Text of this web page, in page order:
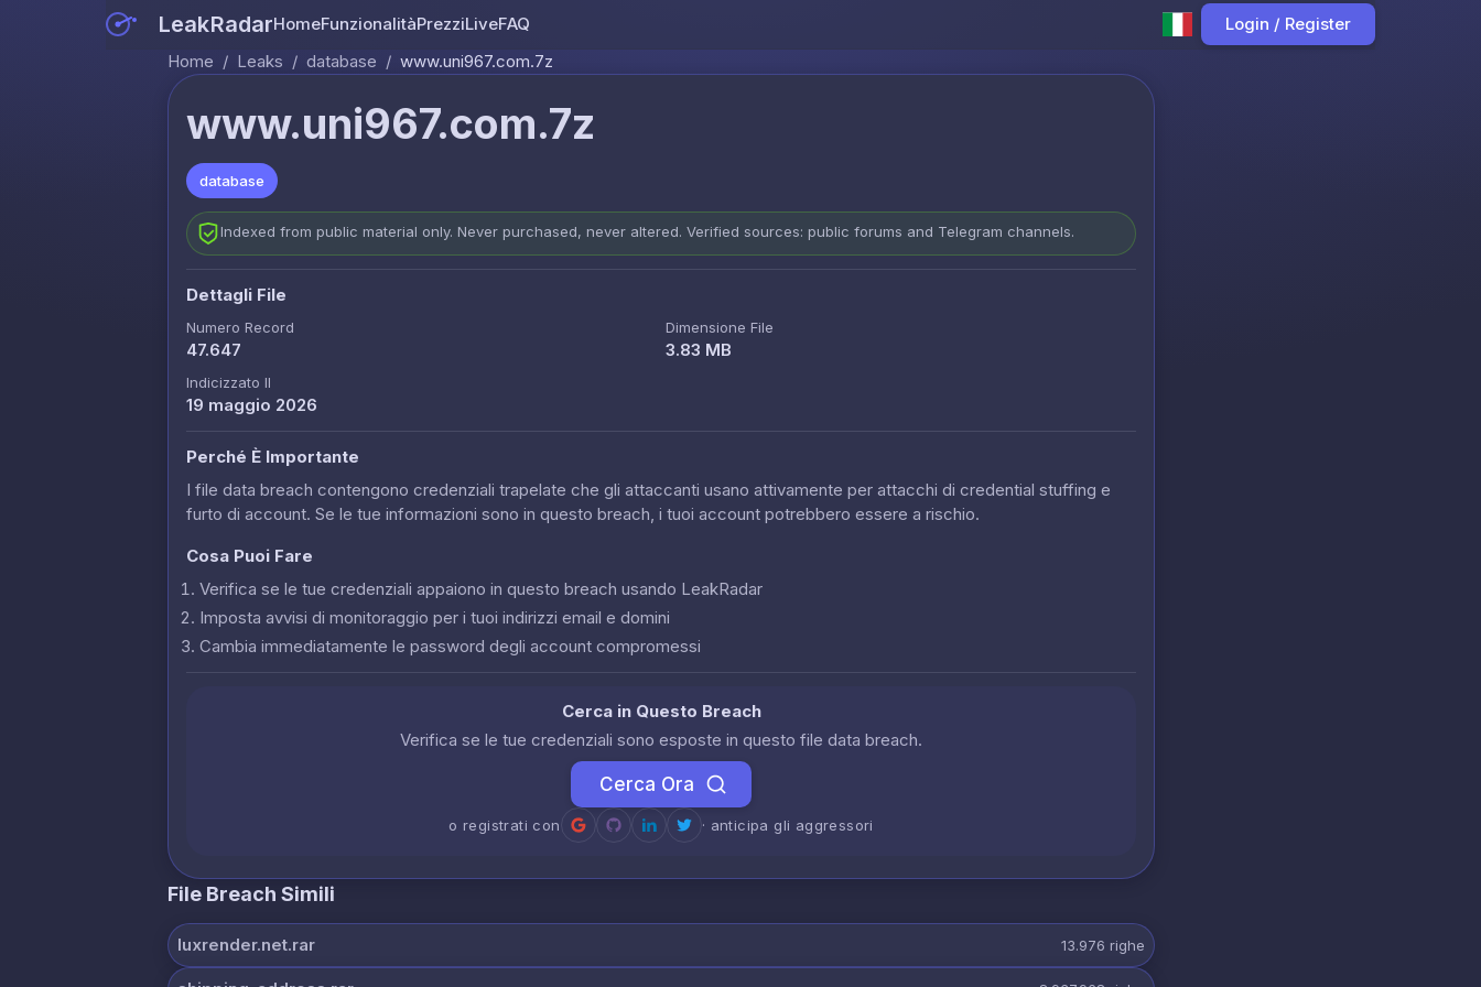
LeakRadarHomeFunzionalitàPrezziLiveFAQ
Login / Register
Home / Leaks / database / www.uni967.com.7z
www.uni967.com.7z
database
Indexed from public material only. Never purchased, never altered. Verified sources: public forums and Telegram channels.
Dettagli File
Numero Record
47.647
Dimensione File
3.83 MB
Indicizzato Il
19 maggio 2026
Perché È Importante
I file data breach contengono credenziali trapelate che gli attaccanti usano attivamente per attacchi di credential stuffing e
furto di account. Se le tue informazioni sono in questo breach, i tuoi account potrebbero essere a rischio.
Cosa Puoi Fare
Verifica se le tue credenziali appaiono in questo breach usando LeakRadar
Imposta avvisi di monitoraggio per i tuoi indirizzi email e domini
Cambia immediatamente le password degli account compromessi
Cerca in Questo Breach
Verifica se le tue credenziali sono esposte in questo file data breach.
Cerca Ora
o registrati con · anticipa gli aggressori
File Breach Simili
luxrender.net.rar 13.976 righe